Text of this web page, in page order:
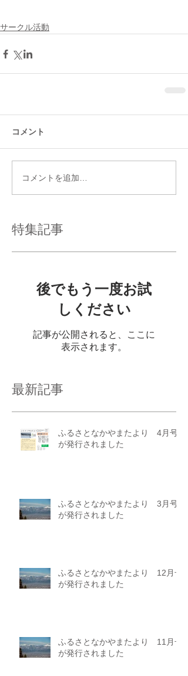
サークル活動
コメント
コメントを追加…
特集記事
後でもう一度お試
しください
記事が公開されると、ここに
表示されます。
最新記事
ふるさとなかやまたより 4月号
が発行されました
ふるさとなかやまたより 3月号
が発行されました
ふるさとなかやまたより 12月号
が発行されました
ふるさとなかやまたより 11月号
が発行されました